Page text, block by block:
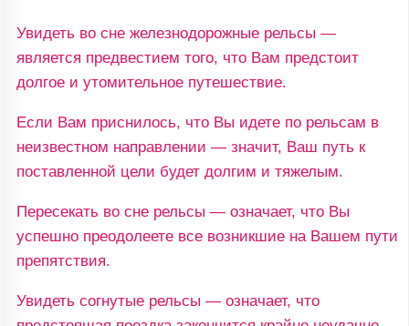
Увидеть во сне железнодорожные рельсы —
является предвестием того, что Вам предстоит
долгое и утомительное путешествие.
Если Вам приснилось, что Вы идете по рельсам в
неизвестном направлении — значит, Ваш путь к
поставленной цели будет долгим и тяжелым.
Пересекать во сне рельсы — означает, что Вы
успешно преодолеете все возникшие на Вашем пути
препятствия.
Увидеть согнутые рельсы — означает, что